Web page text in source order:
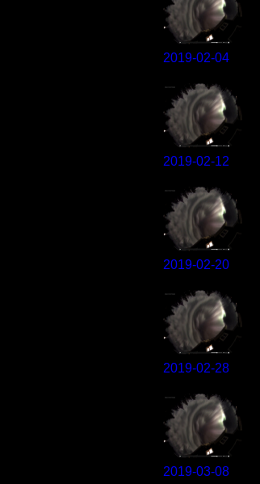
2019-02-04
2019-02-12
2019-02-20
2019-02-28
2019-03-08